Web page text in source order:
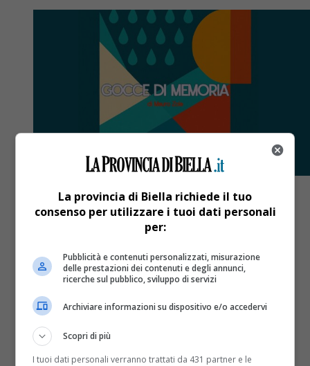
Gocce di Memoria – Ep.24 |
Vallettopoli: la verità di Katia
La ventiquattresima puntata del podcast di Mauro
Zola. Un viaggio indietro nel tempo per riscoprire
La provincia di Biella richiede il tuo
consenso per utilizzare i tuoi dati personali
per:
Pubblicità e contenuti personalizzati, misurazione
delle prestazioni dei contenuti e degli annunci,
ricerche sul pubblico, sviluppo di servizi
Archiviare informazioni su dispositivo e/o accedervi
Scopri di più
I tuoi dati personali verranno trattati da 431 partner e le